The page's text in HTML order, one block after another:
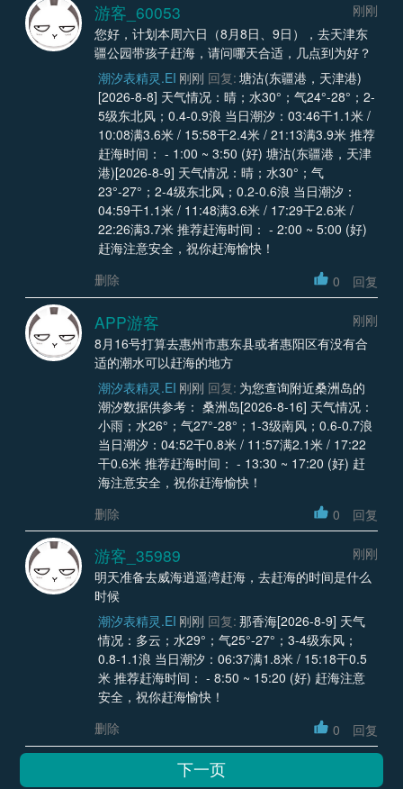
游客_60053
刚刚
您好，计划本周六日（8月8日、9日），去天津东
疆公园带孩子赶海，请问哪天合适，几点到为好？
潮汐表精灵.EI 刚刚 回复: 塘沽(东疆港，天津港)
[2026-8-8] 天气情况：晴；水30°；气24°-28°；2-
5级东北风；0.4-0.9浪 当日潮汐：03:46干1.1米 /
10:08满3.6米 / 15:58干2.4米 / 21:13满3.9米 推荐
赶海时间： - 1:00 ~ 3:50 (好) 塘沽(东疆港，天津
港)[2026-8-9] 天气情况：晴；水30°；气
23°-27°；2-4级东北风；0.2-0.6浪 当日潮汐：
04:59干1.1米 / 11:48满3.6米 / 17:29干2.6米 /
22:26满3.7米 推荐赶海时间： - 2:00 ~ 5:00 (好)
赶海注意安全，祝你赶海愉快！
删除
0 回复
APP游客
刚刚
8月16号打算去惠州市惠东县或者惠阳区有没有合
适的潮水可以赶海的地方
潮汐表精灵.EI 刚刚 回复: 为您查询附近桑洲岛的
潮汐数据供参考： 桑洲岛[2026-8-16] 天气情况：
小雨；水26°；气27°-28°；1-3级南风；0.6-0.7浪
当日潮汐：04:52干0.8米 / 11:57满2.1米 / 17:22
干0.6米 推荐赶海时间： - 13:30 ~ 17:20 (好) 赶
海注意安全，祝你赶海愉快！
删除
0 回复
游客_35989
刚刚
明天准备去威海逍遥湾赶海，去赶海的时间是什么
时候
潮汐表精灵.EI 刚刚 回复: 那香海[2026-8-9] 天气
情况：多云；水29°；气25°-27°；3-4级东风；
0.8-1.1浪 当日潮汐：06:37满1.8米 / 15:18干0.5
米 推荐赶海时间： - 8:50 ~ 15:20 (好) 赶海注意
安全，祝你赶海愉快！
删除
0 回复